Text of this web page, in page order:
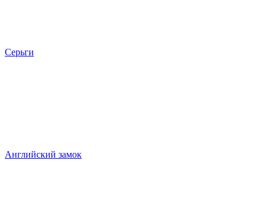
Серьги
Английский замок